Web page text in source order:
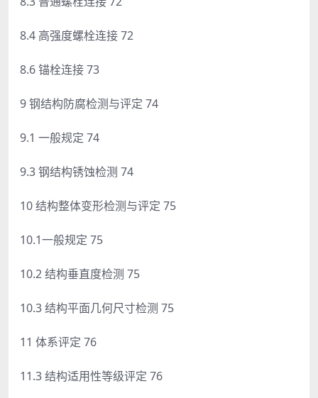
8.4 高强度螺栓连接 72
8.6 锚栓连接 73
9 钢结构防腐检测与评定 74
9.1 一般规定 74
9.3 钢结构锈蚀检测 74
10 结构整体变形检测与评定 75
10.1一般规定 75
10.2 结构垂直度检测 75
10.3 结构平面几何尺寸检测 75
11 体系评定 76
11.3 结构适用性等级评定 76